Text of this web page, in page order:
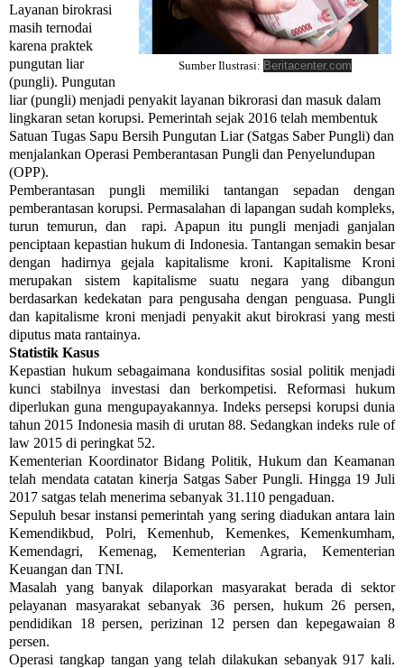
Sumber Ilustrasi: Beritacenter.com
Layanan birokrasi
masih ternodai
karena praktek
pungutan liar
(pungli). Pungutan
liar (pungli) menjadi penyakit layanan bikrorasi dan masuk dalam
lingkaran setan korupsi. Pemerintah sejak 2016 telah membentuk
Satuan Tugas Sapu Bersih Pungutan Liar (Satgas Saber Pungli) dan
menjalankan Operasi Pemberantasan Pungli dan Penyelundupan
(OPP).
Pemberantasan pungli memiliki tantangan sepadan dengan
pemberantasan korupsi. Permasalahan di lapangan sudah kompleks,
turun temurun, dan rapi. Apapun itu pungli menjadi ganjalan
penciptaan kepastian hukum di Indonesia. Tantangan semakin besar
dengan hadirnya gejala kapitalisme kroni. Kapitalisme Kroni
merupakan sistem kapitalisme suatu negara yang dibangun
berdasarkan kedekatan para pengusaha dengan penguasa. Pungli
dan kapitalisme kroni menjadi penyakit akut birokrasi yang mesti
diputus mata rantainya.
Statistik Kasus
Kepastian hukum sebagaimana kondusifitas sosial politik menjadi
kunci stabilnya investasi dan berkompetisi. Reformasi hukum
diperlukan guna mengupayakannya. Indeks persepsi korupsi dunia
tahun 2015 Indonesia masih di urutan 88. Sedangkan indeks rule of
law 2015 di peringkat 52.
Kementerian Koordinator Bidang Politik, Hukum dan Keamanan
telah mendata catatan kinerja Satgas Saber Pungli. Hingga 19 Juli
2017 satgas telah menerima sebanyak 31.110 pengaduan.
Sepuluh besar instansi pemerintah yang sering diadukan antara lain
Kemendikbud, Polri, Kemenhub, Kemenkes, Kemenkumham,
Kemendagri, Kemenag, Kementerian Agraria, Kementerian
Keuangan dan TNI.
Masalah yang banyak dilaporkan masyarakat berada di sektor
pelayanan masyarakat sebanyak 36 persen, hukum 26 persen,
pendidikan 18 persen, perizinan 12 persen dan kepegawaian 8
persen.
Operasi tangkap tangan yang telah dilakukan sebanyak 917 kali.